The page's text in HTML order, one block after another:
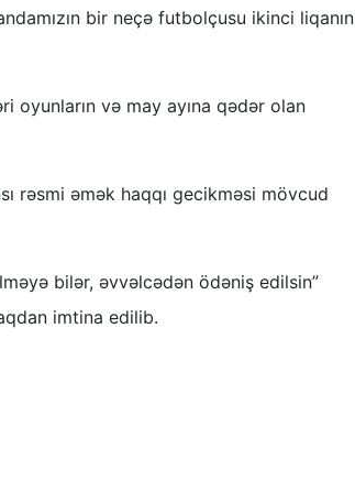
bir neçə futbolçusu ikinci liqanın
və may ayına qədər olan
rəsmi əmək haqqı gecikməsi mövcud
bilər, əvvəlcədən ödəniş edilsin”
imtina edilib.